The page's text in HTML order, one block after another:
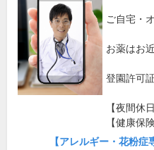
ご自宅・
お薬はお
登園許可
【夜間休
【健康保
【アレルギー・花粉症